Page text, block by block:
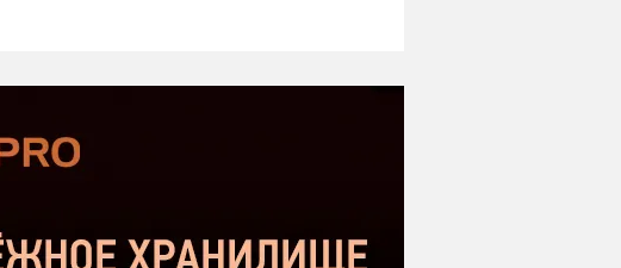
бюджетном сегменте |
и Takstar SM-10